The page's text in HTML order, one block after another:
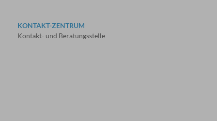
KONTAKT-ZENTRUM
Kontakt- und Beratungsstelle